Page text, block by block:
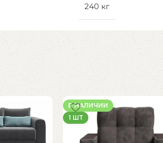
240 кг
В НАЛИЧИИ
1 ШТ